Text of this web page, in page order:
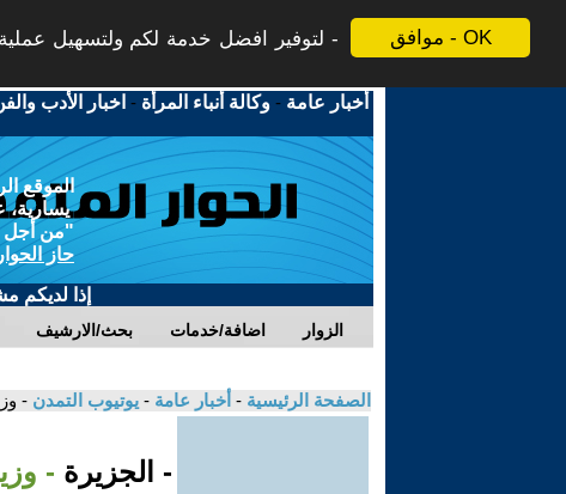
موافق - OK
لتوفير افضل خدمة لكم ولتسهيل
أخبار عامة -وكالة أنباء المرأة - اخبار الأدب
الموقع
يسارية،
"من أجل
حاز
إذا لديكم
بحث/الارشيف اضافة/خدمات الزوار
الصفحة الرئيسية - أخبار عامة - يوتيوب التمدن -
- الجزيرة -